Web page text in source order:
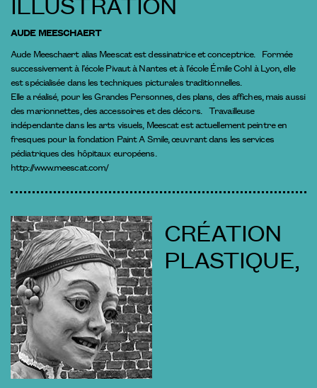
AUDE MEESCHAERT
Aude Meeschaert alias Meescat est dessinatrice et conceptrice. Formée
successivement à l’école Pivaut à Nantes et à l’école Émile Cohl à Lyon, elle
est spécialisée dans les techniques picturales traditionnelles.
Elle a réalisé, pour les Grandes Personnes, des plans, des affiches, mais aussi
des marionnettes, des accessoires et des décors. Travailleuse
indépendante dans les arts visuels, Meescat est actuellement peintre en
fresques pour la fondation Paint A Smile, œuvrant dans les services
pédiatriques des hôpitaux européens.
http://www.meescat.com/
CRÉATION
PLASTIQUE,